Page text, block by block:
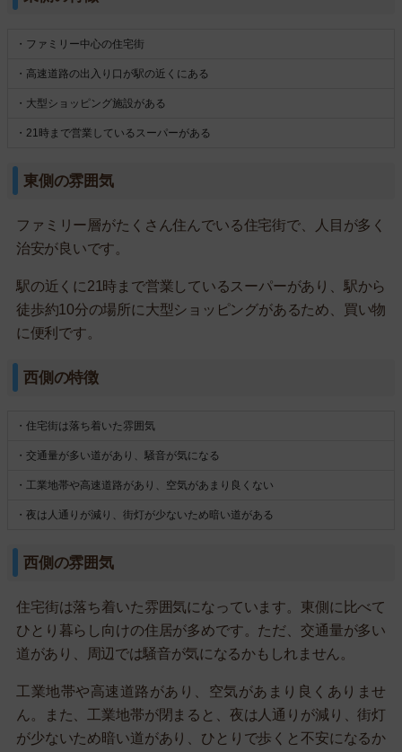
・ファミリー中心の住宅街
・高速道路の出入り口が駅の近くにある
・大型ショッピング施設がある
・21時まで営業しているスーパーがある
東側の雰囲気
ファミリー層がたくさん住んでいる住宅街で、人目が多く
治安が良いです。
駅の近くに21時まで営業しているスーパーがあり、駅から
徒歩約10分の場所に大型ショッピングがあるため、買い物
に便利です。
西側の特徴
・住宅街は落ち着いた雰囲気
・交通量が多い道があり、騒音が気になる
・工業地帯や高速道路があり、空気があまり良くない
・夜は人通りが減り、街灯が少ないため暗い道がある
西側の雰囲気
住宅街は落ち着いた雰囲気になっています。東側に比べて
ひとり暮らし向けの住居が多めです。ただ、交通量が多い
道があり、周辺では騒音が気になるかもしれません。
工業地帯や高速道路があり、空気があまり良くありませ
ん。また、工業地帯が閉まると、夜は人通りが減り、街灯
が少ないため暗い道があり、ひとりで歩くと不安になるか